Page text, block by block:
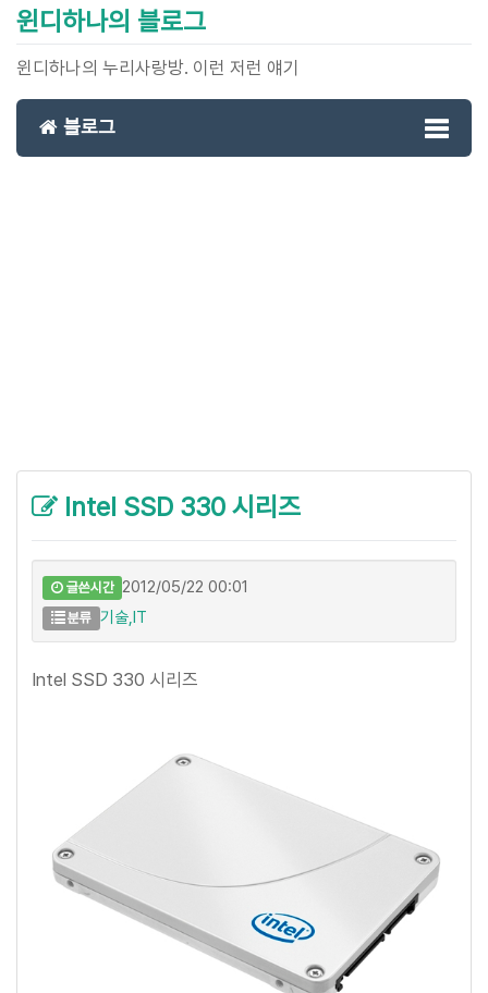
윈디하나의 블로그
윈디하나의 누리사랑방. 이런 저런 얘기
블로그
Intel SSD 330 시리즈
글쓴시간 2012/05/22 00:01
분류 기술,IT
Intel SSD 330 시리즈